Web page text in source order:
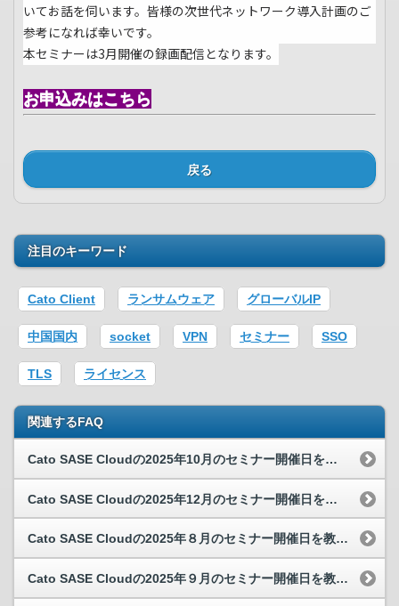
いてお話を伺います。皆様の次世代ネットワーク導入計画のご
参考になれば幸いです。
本セミナーは3月開催の録画配信となります。
お申込みはこちら
戻る
注目のキーワード
Cato Client ランサムウェア グローバルIP
中国国内 socket VPN セミナー SSO
TLS ライセンス
関連するFAQ
Cato SASE Cloudの2025年10月のセミナー開催日を教えてください。
Cato SASE Cloudの2025年12月のセミナー開催日を教えてください。
Cato SASE Cloudの2025年８月のセミナー開催日を教えてください。
Cato SASE Cloudの2025年９月のセミナー開催日を教えてください。